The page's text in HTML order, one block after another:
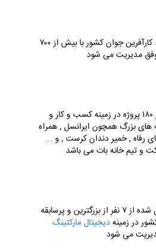
تیم خانه بات توسط کارآفرین جوان کشور با بیش از ۷۰۰
مدیریت می شود
مدیریت بیش از ۱۸۰ پروژه در زمینه کسب و کار و
های بزرگ همچون ایرانسل , همراه
رفاه , خمیر دندان کرست , و ...
و تیم خانه بات می باشد
تیم خانه بات تشکیل شده از ۷ نفر از بزرگترین و پرسابقه
در زمینهدیجیتال مارکتینگ
می شود